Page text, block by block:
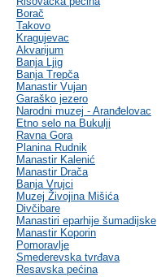
Borač
Takovo
Kragujevac
Akvarijum
Banja Ljig
Banja Trepča
Manastir Vujan
Garaško jezero
Narodni muzej - Aranđelovac
Etno selo na Bukulji
Ravna Gora
Planina Rudnik
Manastir Kalenić
Manastir Drača
Banja Vrujci
Muzej Živojina Mišića
Divčibare
Manastiri eparhije šumadijske
Manastir Koporin
Pomoravlje
Smederevska tvrđava
Resavska pećina